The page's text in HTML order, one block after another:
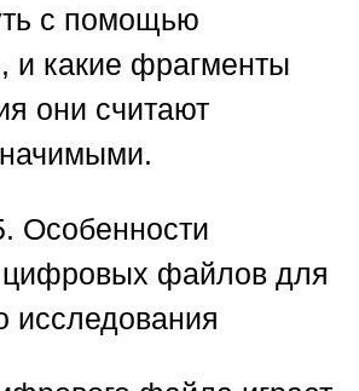
с помощью
и какие фрагменты
они считают
Особенности
цифровых файлов для
исследования